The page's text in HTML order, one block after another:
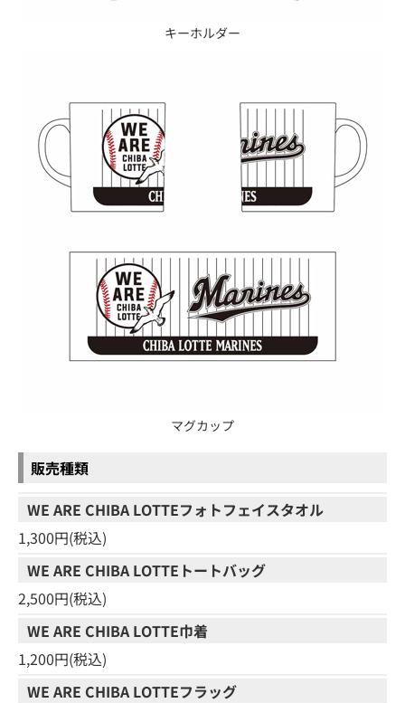
キーホルダー
マグカップ
販売種類
WE ARE CHIBA LOTTEフォトフェイスタオル
1,300円(税込)
WE ARE CHIBA LOTTEトートバッグ
2,500円(税込)
WE ARE CHIBA LOTTE巾着
1,200円(税込)
WE ARE CHIBA LOTTEフラッグ